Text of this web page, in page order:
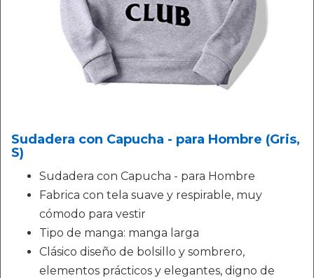
Sudadera con Capucha - para Hombre (Gris,
S)
Sudadera con Capucha - para Hombre
Fabrica con tela suave y respirable, muy
cómodo para vestir
Tipo de manga: manga larga
Clásico diseño de bolsillo y sombrero,
elementos prácticos y elegantes, digno de